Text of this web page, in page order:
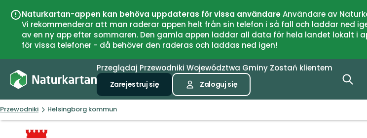
Naturkartan-appen kan behöva uppdateras för vissa användareAnvändare av
Vi rekommenderar att man raderar appen helt från sin telefon i så fall och laddar ned
av en ny app efter sommaren. Den gamla appen laddar all data för hela landet lokalt
för vissa telefoner - då behöver den raderas och laddas ned igen!
Przeglądaj Przewodniki Województwa Gminy Zostań klientem
Zarejestruj się Zaloguj się
Przewodniki Helsingborg kommun